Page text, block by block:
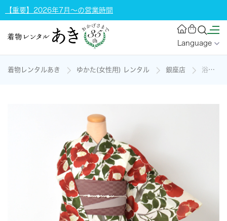
【重要】2026年7月～の営業時間
Language
着物レンタルあき ゆかた(女性用) レンタル 銀座店 浴衣[UNSODO/赤椿]の着物レンタル